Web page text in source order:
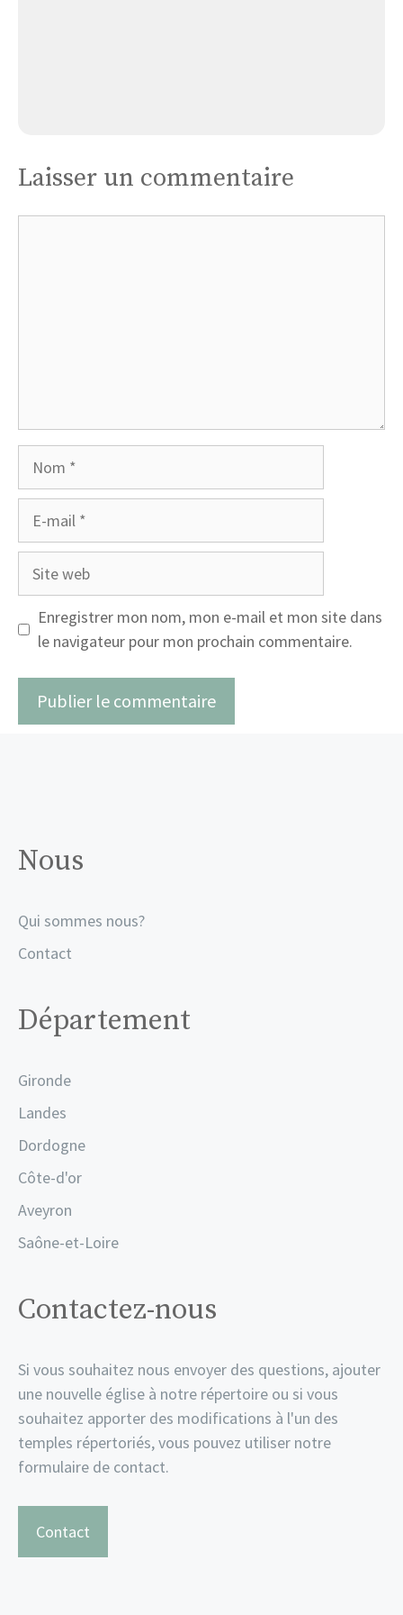
Laisser un commentaire
Site
Enregistrer mon nom, mon e-mail et mon site dans
le navigateur pour mon prochain commentaire.
Nous
Qui sommes nous?
Contact
Département
Gironde
Landes
Dordogne
Côte-d'or
Aveyron
Saône-et-Loire
Contactez-nous
Si vous souhaitez nous envoyer des questions, ajouter
une nouvelle église à notre répertoire ou si vous
souhaitez apporter des modifications à l'un des
temples répertoriés, vous pouvez utiliser notre
formulaire de contact.
Contact